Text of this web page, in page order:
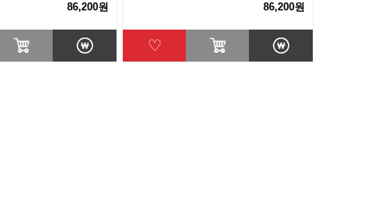
86,200원
86,200원
♡